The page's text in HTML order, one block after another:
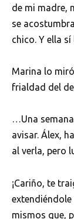
de mi madre,
se
chico. Y ella
Marina lo
frialdad del
…Una
avisar. Álex,
al verla, pero
¡Cariño, te
mismos que,